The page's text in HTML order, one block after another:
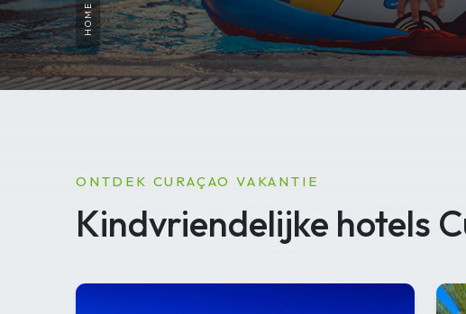
HOME
ONTDEK CURAÇAO VAKANTIE
Kindvriendelijke hotels